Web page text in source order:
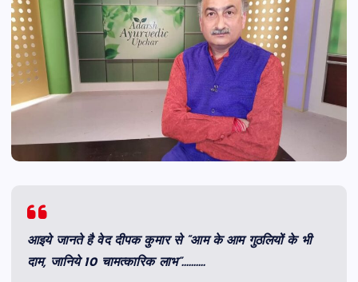
आइये जानते है वेद दीपक कुमार से “आम के आम गुठलियों के भी
दाम, जानिये 10 चामत्कारिक लाभ”……….